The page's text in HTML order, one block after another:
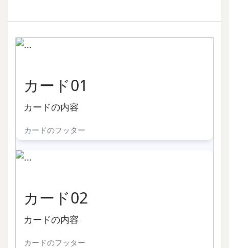
カード01
カードの内容
カードのフッター
カード02
カードの内容
カードのフッター